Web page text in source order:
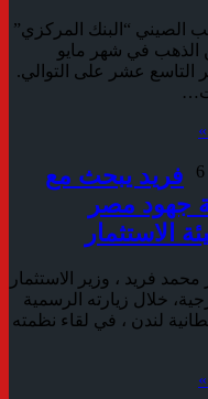
الصيني “البنك المركزي”
الذهب في شهر مايو
التاسع عشر على التوالي.
6
فريد يبحث مع
جهود مصر
الاستثمار
فريد ، وزير الاستثمار
خلال زيارته الرسمية
لندن ، في لقاء نظمته